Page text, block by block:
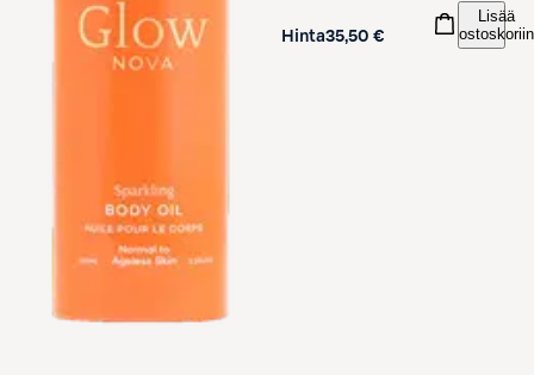
Hinta35,50 €
Lisää
ostoskoriin